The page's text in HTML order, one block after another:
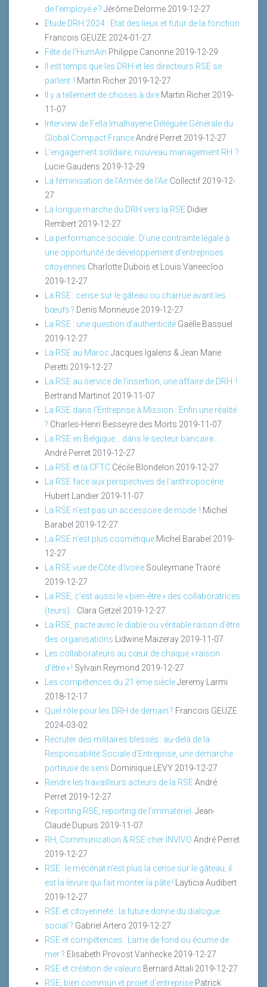
de l’employé.e ? Jérôme Delorme 2019-12-27
Etude DRH 2024 : Etat des lieux et futur de la fonction
Francois GEUZE 2024-01-27
Fête de l’HumAin Philippe Canonne 2019-12-29
Il est temps que les DRH et les directeurs RSE se
parlent ! Martin Richer 2019-12-27
Il y a tellement de choses à dire Martin Richer 2019-
11-07
Interview de Fella Imalhayene Déléguée Générale du
Global Compact FranceAndré Perret 2019-12-27
L’engagement solidaire, nouveau management RH ?
Lucie Gaudens 2019-12-29
La féminisation de l’Armée de l’Air Collectif 2019-12-
27
La longue marche du DRH vers la RSE Didier
Rembert 2019-12-27
La performance sociale : D’une contrainte légale à
une opportunité de développement d’entreprises
citoyennes Charlotte Dubois et Louis Vaneecloo
2019-12-27
La RSE : cerise sur le gâteau ou charrue avant les
bœufs ? Denis Monneuse 2019-12-27
La RSE : une question d’authenticité Gaëlle Bassuel
2019-12-27
La RSE au Maroc Jacques Igalens & Jean Marie
Peretti 2019-12-27
La RSE au service de l’insertion, une affaire de DRH !
Bertrand Martinot 2019-11-07
La RSE dans l’Entreprise à Mission : Enfin une réalité
? Charles-Henri Besseyre des Morts 2019-11-07
La RSE en Belgique… dans le secteur bancaire…
André Perret 2019-12-27
La RSE et la CFTC Cécile Blondelon 2019-12-27
La RSE face aux perspectives de l’anthropocène
Hubert Landier 2019-11-07
La RSE n’est pas un accessoire de mode ! Michel
Barabel 2019-12-27
La RSE n’est plus cosmétique Michel Barabel 2019-
12-27
La RSE vue de Côte d’Ivoire Souleymane Traoré
2019-12-27
La RSE, c’est aussi le « bien-être » des collaboratrices
(teurs)…
Clara Getzel 2019-12-27
La RSE, pacte avec le diable ou véritable raison d’être
des organisations
Lidwine Maizeray 2019-11-07
Les collaborateurs au cœur de chaque « raison
d’être » ! Sylvain Reymond 2019-12-27
Les compétences du 21 ème siècleJeremy Larmi
2018-12-17
Quel rôle pour les DRH de demain ? Francois GEUZE
2024-03-02
Recruter des militaires blessés : au-delà de la
Responsabilité Sociale d’Entreprise, une démarche
porteuse de sens Dominique LEVY 2019-12-27
Rendre les travailleurs acteurs de la RSEAndré
Perret 2019-12-27
Reporting RSE, reporting de l’immatériel. Jean-
Claude Dupuis 2019-11-07
RH, Communication & RSE cher INVIVO André Perret
2019-12-27
RSE : le mécénat n’est plus la cerise sur le gâteau, il
est la levure qui fait monter la pâte !
Layticia Audibert
2019-12-27
RSE et citoyenneté : la future donne du dialogue
social ? Gabriel Artero 2019-12-27
RSE et compétences : Lame de fond ou écume de
mer ? Elisabeth Provost Vanhecke 2019-12-27
RSE et création de valeurs Bernard Attali 2019-12-27
RSE, bien commun et projet d’entreprise Patrick